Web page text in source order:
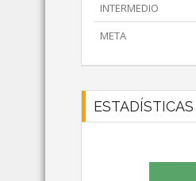
INTERMEDIO
META